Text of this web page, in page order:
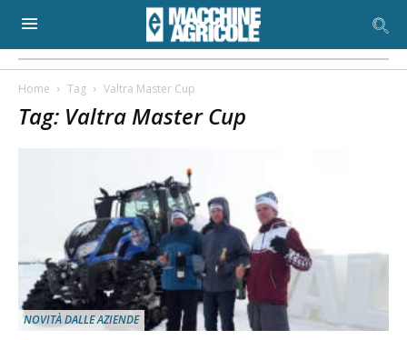
Home Tag Valtra Master Cup
Tag: Valtra Master Cup
NOVITÀ DALLE AZIENDE